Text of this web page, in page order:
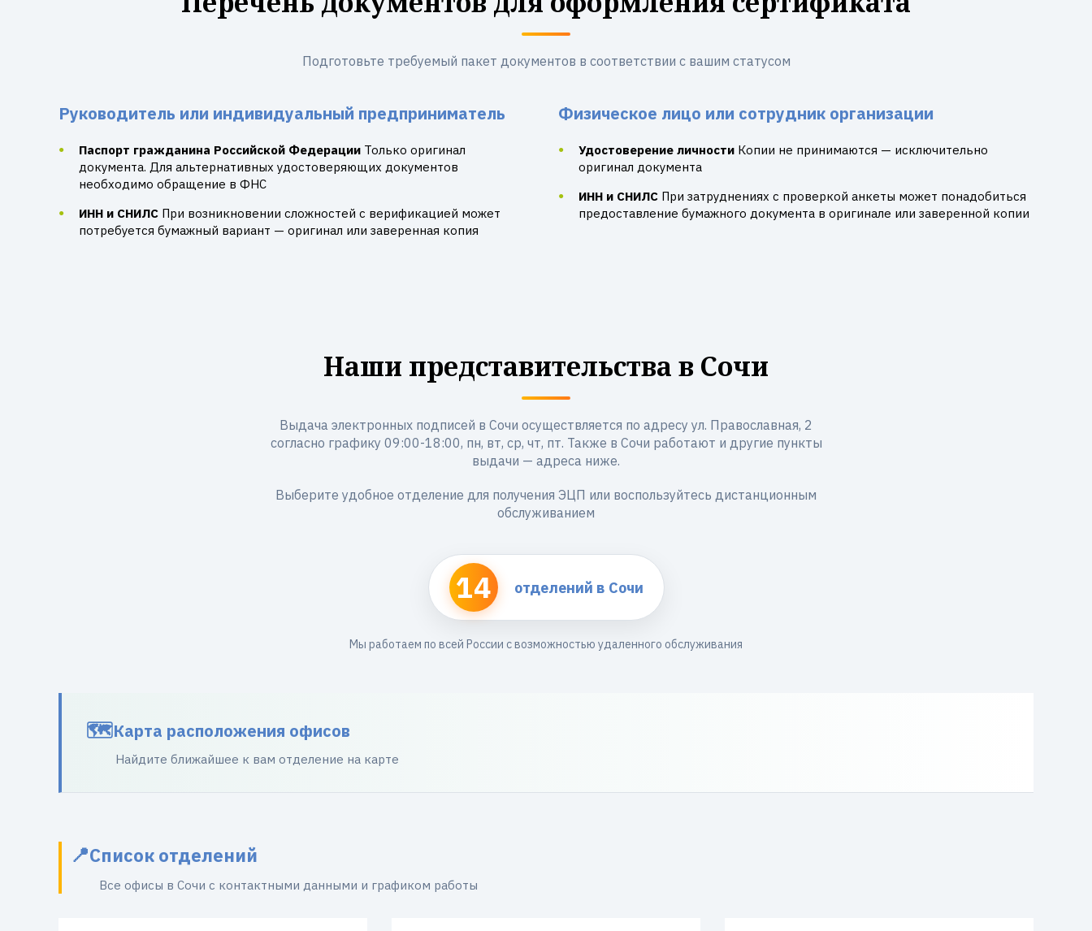
Подготовьте требуемый пакет документов в соответствии с вашим статусом
Руководитель или индивидуальный предприниматель
Паспорт гражданина Российской Федерации Только оригинал
документа. Для альтернативных удостоверяющих документов
необходимо обращение в ФНС
ИНН и СНИЛС При возникновении сложностей с верификацией может
потребуется бумажный вариант — оригинал или заверенная копия
Физическое лицо или сотрудник организации
Удостоверение личности Копии не принимаются — исключительно
оригинал документа
ИНН и СНИЛС При затруднениях с проверкой анкеты может понадобиться
предоставление бумажного документа в оригинале или заверенной копии
Наши представительства в Сочи
Выдача электронных подписей в Сочи осуществляется по адресу ул. Православная, 2
согласно графику 09:00-18:00, пн, вт, ср, чт, пт. Также в Сочи работают и другие пункты
выдачи — адреса ниже.
Выберите удобное отделение для получения ЭЦП или воспользуйтесь дистанционным
обслуживанием
14 отделений в Сочи
Мы работаем по всей России с возможностью удаленного обслуживания
Карта расположения офисов
Найдите ближайшее к вам отделение на карте
Список отделений
Все офисы в Сочи с контактными данными и графиком работы